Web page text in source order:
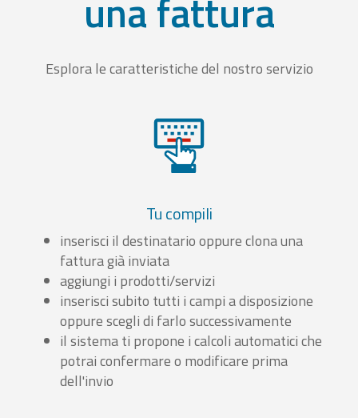
Esplora le caratteristiche del nostro servizio
Tu compili
inserisci il destinatario oppure clona una
fattura già inviata
aggiungi i prodotti/servizi
inserisci subito tutti i campi a disposizione
oppure scegli di farlo successivamente
il sistema ti propone i calcoli automatici che
potrai confermare o modificare prima
dell'invio